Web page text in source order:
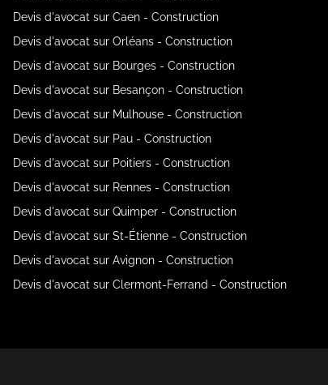
Devis d'avocat sur Caen - Construction
Devis d'avocat sur Orléans - Construction
Devis d'avocat sur Bourges - Construction
Devis d'avocat sur Besançon - Construction
Devis d'avocat sur Mulhouse - Construction
Devis d'avocat sur Pau - Construction
Devis d'avocat sur Poitiers - Construction
Devis d'avocat sur Rennes - Construction
Devis d'avocat sur Quimper - Construction
Devis d'avocat sur St-Étienne - Construction
Devis d'avocat sur Avignon - Construction
Devis d'avocat sur Clermont-Ferrand - Construction